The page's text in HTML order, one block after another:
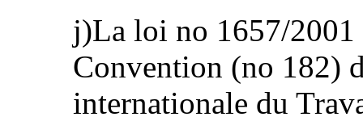
j)La loi no 1657/
Convention (no 182)
internationale du